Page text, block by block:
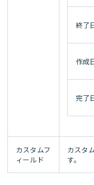
終了
作成
完了
カスタムフ
ィールド
カスタ
す。